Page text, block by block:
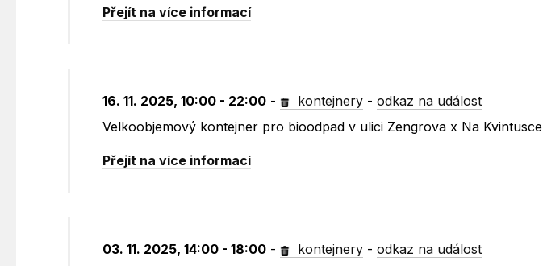
Přejít na více informací
16. 11. 2025, 10:00 - 22:00 - kontejnery -odkaz na událost
Velkoobjemový kontejner pro bioodpad v ulici Zengrova x Na Kvintusce
Přejít na více informací
03. 11. 2025, 14:00 - 18:00 - kontejnery -odkaz na událost